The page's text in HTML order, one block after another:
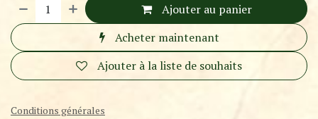
Ajouter au panier
Acheter maintenant
Ajouter à la liste de souhaits
Conditions générales